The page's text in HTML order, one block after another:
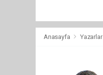
Anasayfa Yazarlar